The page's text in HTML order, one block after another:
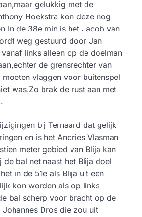
gelukkig met de
Hoekstra kon deze nog
de 38e min.is het Jacob van
weg gestuurd door Jan
vanaf links alleen op de doelman
de grensrechter van
moeten vlaggen voor buitenspel
was.Zo brak de rust aan met
bij Ternaard dat gelijk
en is het Andries Vlasman
meter gebied van Blija kan
de bal net naast het Blija doel
in de 51e als Blija uit een
kon worden als op links
bal scherp voor bracht op de
Johannes Dros die zou uit